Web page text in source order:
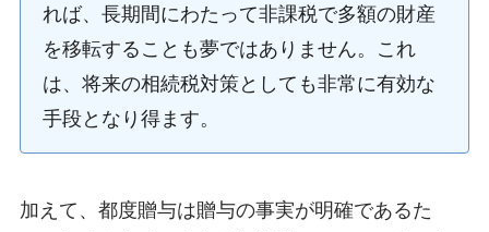
れば、長期間にわたって非課税で多額の財産
を移転することも夢ではありません。これ
は、将来の相続税対策としても非常に有効な
手段となり得ます。
加えて、都度贈与は贈与の事実が明確であるた